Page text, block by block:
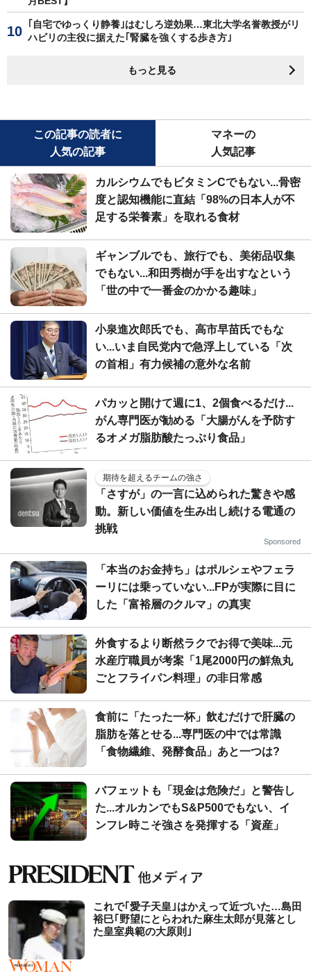
｢自宅でゆっくり静養｣はむしろ逆効果…東北大学名誉教授がリ
ハビリの主役に据えた｢腎臓を強くする歩き方｣
もっと見る
この記事の読者に
人気の記事
マネーの
人気記事
カルシウムでもビタミンCでもない...骨密
度と認知機能に直結「98%の日本人が不
足する栄養素」を取れる食材
ギャンブルでも、旅行でも、美術品収集
でもない...和田秀樹が手を出すなという
「世の中で一番金のかかる趣味」
小泉進次郎氏でも、高市早苗氏でもな
い...いま自民党内で急浮上している「次
の首相」有力候補の意外な名前
パカッと開けて週に1、2個食べるだけ...
がん専門医が勧める「大腸がんを予防す
るオメガ脂肪酸たっぷり食品」
期待を超えるチームの強さ
「さすが」の一言に込められた驚きや感
動。新しい価値を生み出し続ける電通の
挑戦
Sponsored
「本当のお金持ち」はポルシェやフェラ
ーリには乗っていない...FPが実際に目に
した「富裕層のクルマ」の真実
外食するより断然ラクでお得で美味...元
水産庁職員が考案「1尾2000円の鮮魚丸
ごとフライパン料理」の非日常感
食前に「たった一杯」飲むだけで肝臓の
脂肪を落とせる...専門医の中では常識
「食物繊維、発酵食品」あと一つは?
バフェットも「現金は危険だ」と警告し
た...オルカンでもS&P500でもない、イ
ンフレ時こそ強さを発揮する「資産」
これで｢愛子天皇｣はかえって近づいた…島田
裕巳｢野望にとらわれた麻生太郎が見落とし
た皇室典範の大原則｣